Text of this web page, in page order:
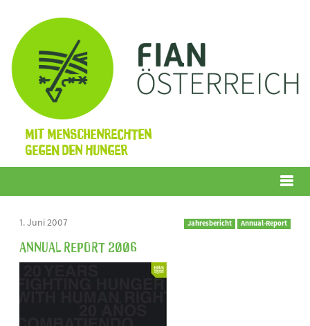
Mit Menschenrechten
gegen den Hunger
1. Juni 2007 Jahresbericht Annual-Report
Annual Report 2006